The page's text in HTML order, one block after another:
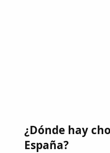
¿Dónde hay
España?